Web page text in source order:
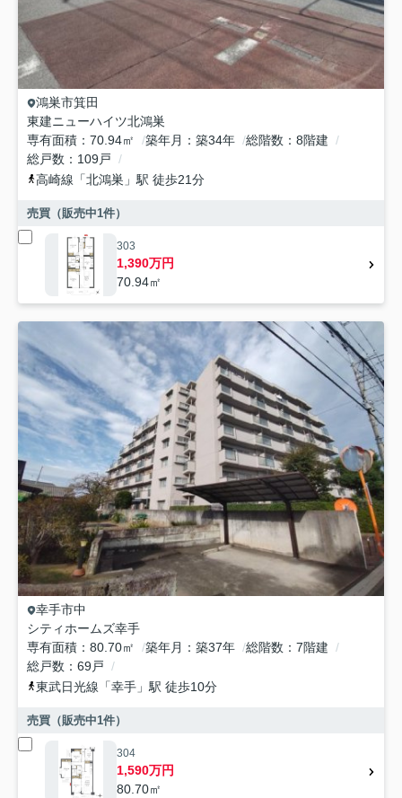
鴻巣市箕田
東建ニューハイツ北鴻巣
専有面積
70.94㎡ 築年月 築34年 総階数
8階建
総戸数
109戸
高崎線 「北鴻巣 」駅 徒歩21分
売買（販売中1件）
303
1,390万円
70.94㎡
幸手市中
シティホームズ幸手
専有面積
80.70㎡ 築年月 築37年 総階数
7階建
総戸数
69戸
東武日光線 「幸手 」駅 徒歩10分
売買（販売中1件）
304
1,590万円
80.70㎡